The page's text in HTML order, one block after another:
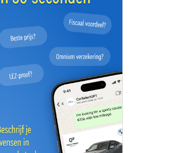
LASER LED/HUD